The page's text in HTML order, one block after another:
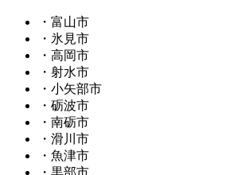
・富山市
・氷見市
・高岡市
・射水市
・小矢部市
・砺波市
・南砺市
・滑川市
・魚津市
・黒部市